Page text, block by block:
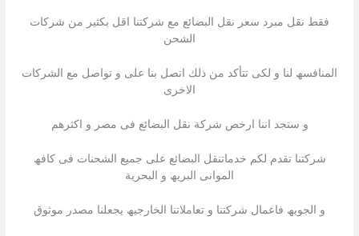
فقط نقل مبرد سعر نقل البضائع مع شركتنا اقل بكثیر من شركات
الشحن
المنافسھ لنا و لكى تتأكد من ذلك اتصل بنا على و تواصل مع الشركات
الاخرى
و ستجد اننا ارخص شركة نقل البضائع فى مصر و اكثرھم
شركتنا تقدم لكم خدماتنقل البضائع على جمیع الشحنات فى كافھ
الموانى البریھ و البحریة
و الجویھ فاعمال شركتنا و تعاملاتنا الخارجیھ یجعلنا مصدر موثوق